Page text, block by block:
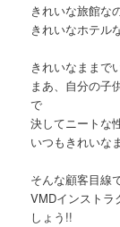
きれいな旅館な
きれいなホテル
きれいなままで
まあ、自分の子
で
決してニートな
いつもきれいな
そんな顧客目線
VMDインストラ
しょう!!